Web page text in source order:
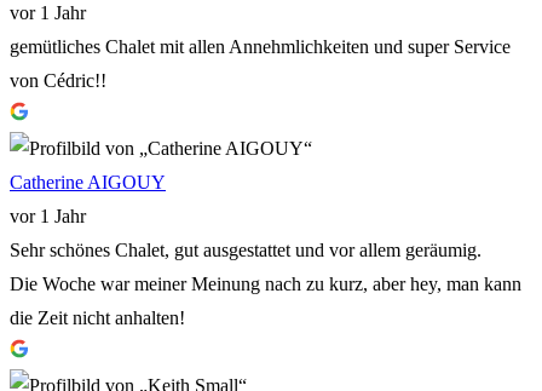
vor 1 Jahr
gemütliches Chalet mit allen Annehmlichkeiten und super Service
von Cédric!!
Catherine AIGOUY
vor 1 Jahr
Sehr schönes Chalet, gut ausgestattet und vor allem geräumig.
Die Woche war meiner Meinung nach zu kurz, aber hey, man kann
die Zeit nicht anhalten!